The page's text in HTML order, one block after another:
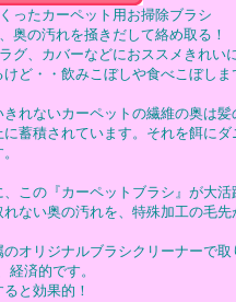
ったカーペット用お掃除ブラシ
奥の汚れを掻きだして絡め取る！
グ、カバーなどにおススメきれい
ど・・飲みこぼしや食べこぼし
れないカーペットの繊維の奥は
蓄積されています。それを餌に
この『カーペットブラシ』が大活
ない奥の汚れを、特殊加工の毛
オリジナルブラシクリーナーで
経済的です。
と効果的！